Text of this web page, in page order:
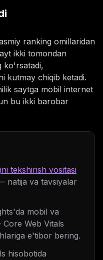
ranking omillaridan
ikki tomondan
ko'rsatadi,
kutmay chiqib ketadi.
saytga mobil internet
bu ikki barobar
tekshirish vositasi
natija va tavsiyalar
mobil va
Web Vitals
e'tibor bering.
hisobotida